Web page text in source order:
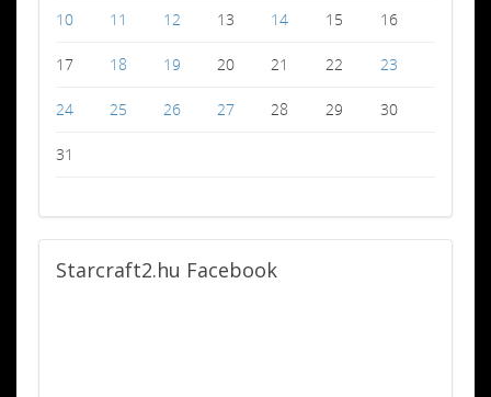
10 11 12 13 14 15 16
17 18 19 20 21 22 23
24 25 26 27 28 29 30
31
Starcraft2.hu Facebook